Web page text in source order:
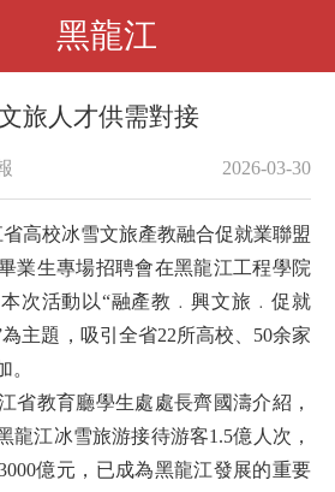
黑龍江
旅人才供需對接
2026-03-30
校冰雪文旅產教融合促就業聯盟
業生專場招聘會在黑龍江工程學院
次活動以“融產教﹒興文旅﹒促就
主題，吸引全省22所高校、50余家
。
教育廳學生處處長齊國濤介紹，
龍江冰雪旅游接待游客1.5億人次，
億元，已成為黑龍江發展的重要